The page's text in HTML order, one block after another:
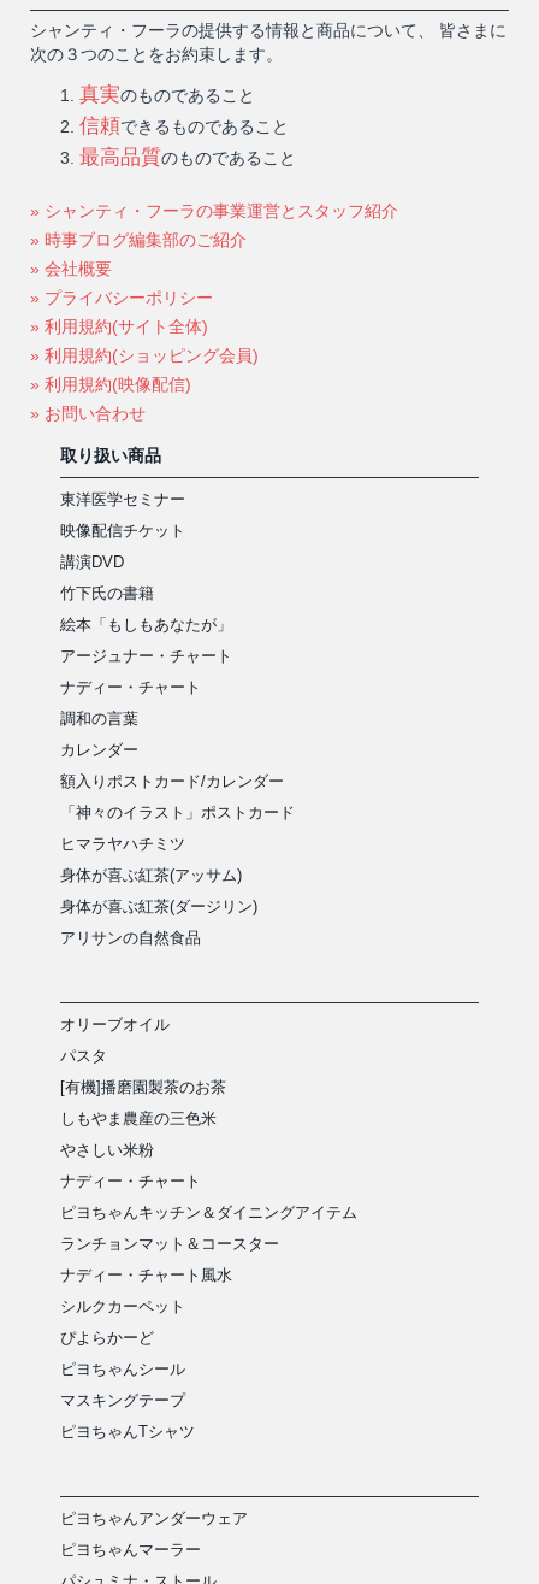
シャンティ・フーラの提供する情報と商品について、 皆さまに
次の３つのことをお約束します。
真実のものであること
信頼できるものであること
最高品質のものであること
» シャンティ・フーラの事業運営とスタッフ紹介
» 時事ブログ編集部のご紹介
» 会社概要
» プライバシーポリシー
» 利用規約(サイト全体)
» 利用規約(ショッピング会員)
» 利用規約(映像配信)
» お問い合わせ
取り扱い商品
東洋医学セミナー
映像配信チケット
講演DVD
竹下氏の書籍
絵本「もしもあなたが」
アージュナー・チャート
ナディー・チャート
調和の言葉
カレンダー
額入りポストカード/カレンダー
「神々のイラスト」ポストカード
ヒマラヤハチミツ
身体が喜ぶ紅茶(アッサム)
身体が喜ぶ紅茶(ダージリン)
アリサンの自然食品
オリーブオイル
パスタ
[有機]播磨園製茶のお茶
しもやま農産の三色米
やさしい米粉
ナディー・チャート
ピヨちゃんキッチン＆ダイニングアイテム
ランチョンマット＆コースター
ナディー・チャート風水
シルクカーペット
ぴよらかーど
ピヨちゃんシール
マスキングテープ
ピヨちゃんTシャツ
ピヨちゃんアンダーウェア
ピヨちゃんマーラー